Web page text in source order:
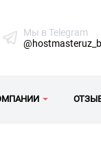
Мы в Telegram